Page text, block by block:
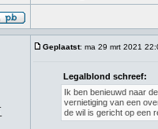
Geplaatst: ma 29 mrt 2021
Legalblond schreef:
Ik ben benieuwd naar
vernietiging van een
de wil is gericht op een